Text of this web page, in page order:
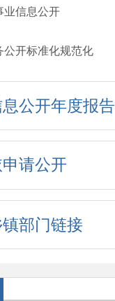
业信息公开
公开标准化规范化
公开年度报告
请公开
镇部门链接